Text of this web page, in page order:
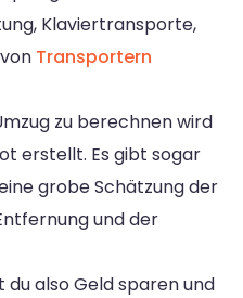
Klaviertransporte,
Transportern
zu berechnen wird
erstellt. Es gibt sogar
grobe Schätzung der
und der
du also Geld sparen und